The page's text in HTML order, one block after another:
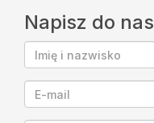
Napisz do nas